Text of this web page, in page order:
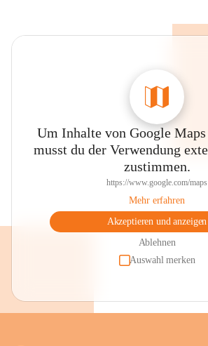
Um Inhalte von Google Maps
musst du der Verwendung
zustimmen.
https://www.google.com/maps
Mehr erfahren
Akzeptieren und anzeigen
Ablehnen
Auswahl merken